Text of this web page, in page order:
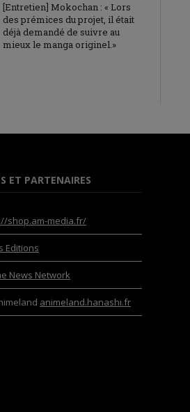
[Entretien] Mokochan : « Lors
des prémices du projet, il était
déjà demandé de suivre au
mieux le manga originel.»
ET PARTENAIRES
shop.am-media.fr/
Editions
News Network
animeland.hanashi.fr